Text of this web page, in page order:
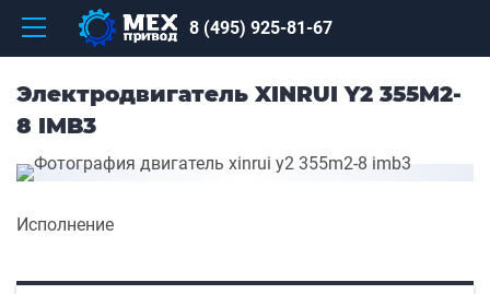
8 (495) 925-81-67
Электродвигатель XINRUI Y2 355M2-
8 IMB3
Исполнение